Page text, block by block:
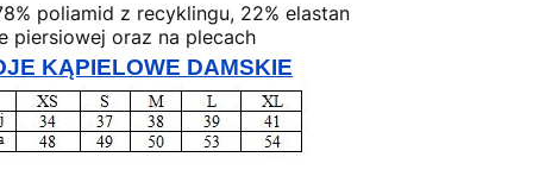
poliamid z recyklingu, 22% elastan
piersiowej oraz na plecach
KĄPIELOWE DAMSKIE